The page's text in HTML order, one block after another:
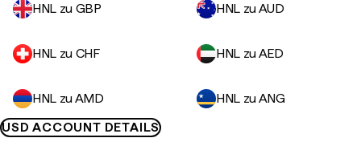
HNL zu GBP HNL zu AUD
HNL zu CHF HNL zu AED
HNL zu AMD
HNL zu ANG
USD ACCOUNT DETAILS